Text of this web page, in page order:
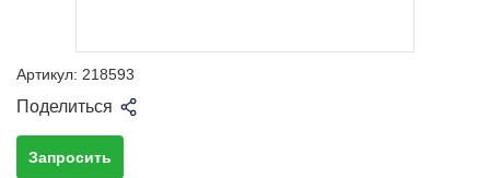
Артикул: 218593
Поделиться
Запросить